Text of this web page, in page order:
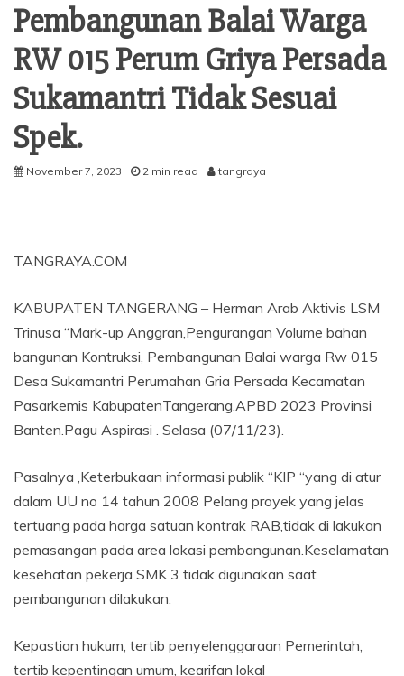
Pembangunan Balai Warga
RW 015 Perum Griya Persada
Sukamantri Tidak Sesuai
Spek.
November 7, 2023 2 min read tangraya
TANGRAYA.COM
KABUPATEN TANGERANG – Herman Arab Aktivis LSM
Trinusa “Mark-up Anggran,Pengurangan Volume bahan
bangunan Kontruksi, Pembangunan Balai warga Rw 015
Desa Sukamantri Perumahan Gria Persada Kecamatan
Pasarkemis KabupatenTangerang.APBD 2023 Provinsi
Banten.Pagu Aspirasi . Selasa (07/11/23).
Pasalnya ,Keterbukaan informasi publik “KIP “yang di atur
dalam UU no 14 tahun 2008 Pelang proyek yang jelas
tertuang pada harga satuan kontrak RAB,tidak di lakukan
pemasangan pada area lokasi pembangunan.Keselamatan
kesehatan pekerja SMK 3 tidak digunakan saat
pembangunan dilakukan.
Kepastian hukum, tertib penyelenggaraan Pemerintah,
tertib kepentingan umum, kearifan lokal